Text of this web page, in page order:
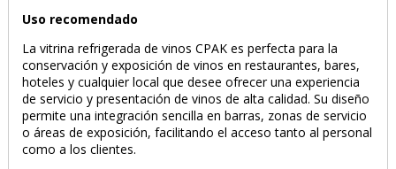
Uso recomendado
La vitrina refrigerada de vinos CPAK es perfecta para la
conservación y exposición de vinos en restaurantes, bares,
hoteles y cualquier local que desee ofrecer una experiencia
de servicio y presentación de vinos de alta calidad. Su diseño
permite una integración sencilla en barras, zonas de servicio
o áreas de exposición, facilitando el acceso tanto al personal
como a los clientes.